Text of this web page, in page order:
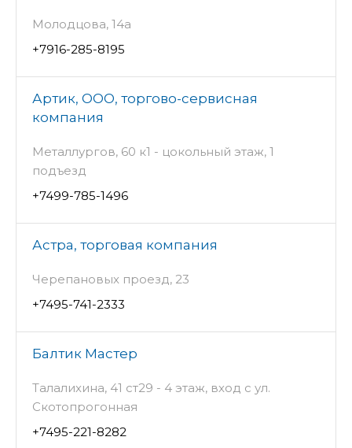
Молодцова, 14а
+7916-285-8195
Артик, ООО, торгово-сервисная
компания
Металлургов, 60 к1 - цокольный этаж, 1
подъезд
+7499-785-1496
Астра, торговая компания
Черепановых проезд, 23
+7495-741-2333
Балтик Мастер
Талалихина, 41 ст29 - 4 этаж, вход с ул.
Скотопрогонная
+7495-221-8282